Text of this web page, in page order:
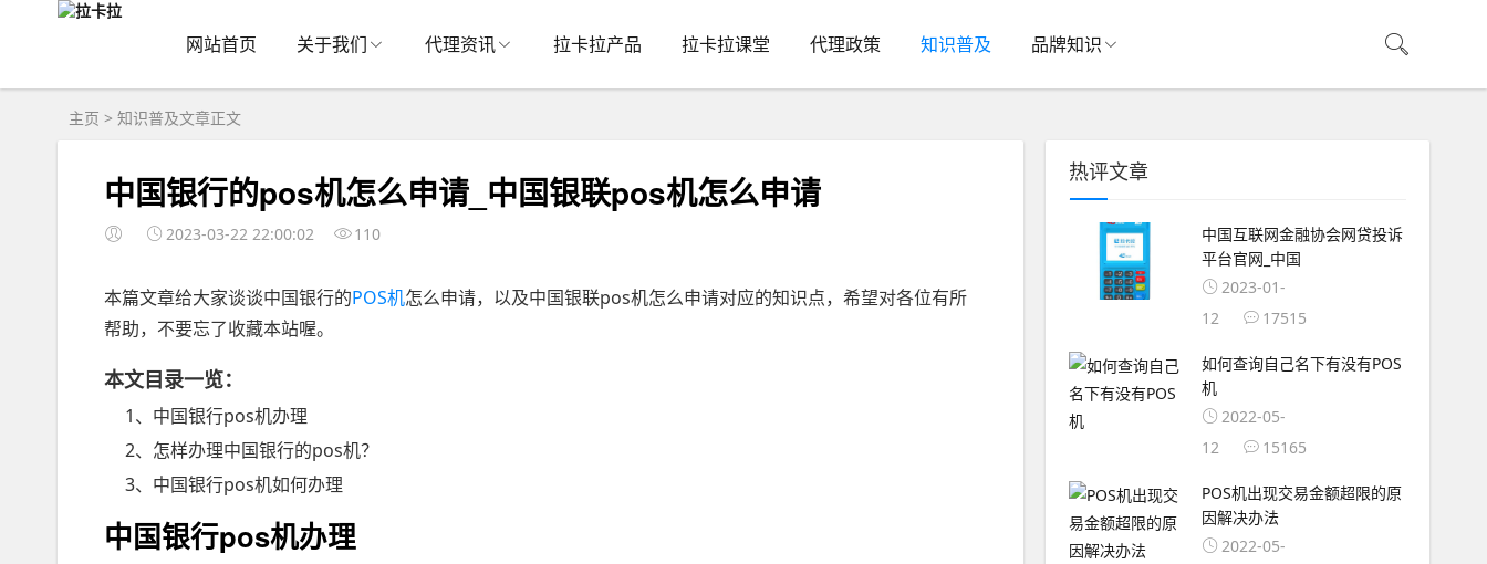
网站首页 关于我们 代理资讯 拉卡拉产品 拉卡拉课堂 代理政策 知识普及 品牌知识
主页 > 知识普及文章正文
中国银行的pos机怎么申请_中国银联pos机怎么申请
2023-03-22 22:00:02 110
本篇文章给大家谈谈中国银行的POS机怎么申请，以及中国银联pos机怎么申请对应的知识点，希望对各位有所
帮助，不要忘了收藏本站喔。
本文目录一览：
1、中国银行pos机办理
2、怎样办理中国银行的pos机？
3、中国银行pos机如何办理
中国银行pos机办理
热评文章
中国互联网金融协会网贷投诉
平台官网_中国
2023-01-
12
17515
如何查询自己名下有没有POS
机
2022-05-
12
15165
POS机出现交易金额超限的原
因解决办法
2022-05-